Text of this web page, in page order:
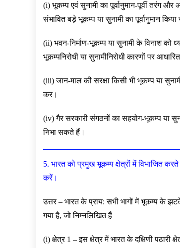
(i) भूकम्प एवं सुनामी का पूर्वानुमान-पूर्वी तरंग
संभावित बड़े भूकम्प या सुनामी का पूर्वानुमान
(ii) भवन-निर्माण-भूकम्प या सुनामी के विनाश को
भूकम्पनिरोधी या सुनामीनिरोधी कारणों पर
(iii) जान-माल की सरक्षा किसी भी भूकम्प या
कर।
(iv) गैर सरकारी संगठनों का सहयोग-भूकम्प या
निभा सकते हैं।
5. भारत को प्रमुख भूकम्प क्षेत्रों में विभाजित करते
करें।
उत्तर – भारत के प्राय: सभी भागों में भूकम्प के
गया है, जो निम्नलिखित हैं
(i) क्षेत्र 1 – इस क्षेत्र में भारत के दक्षिणी